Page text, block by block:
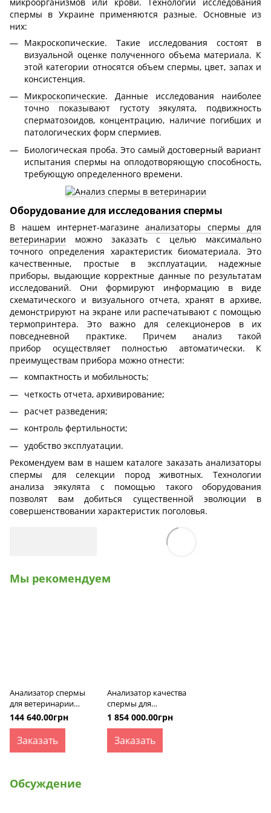
спермы в Украине применяются разные. Основные из
них:
Макроскопические. Такие исследования состоят в
визуальной оценке полученного объема материала. К
этой категории относятся объем спермы, цвет, запах и
консистенция.
Микроскопические. Данные исследования наиболее
точно показывают густоту эякулята, подвижность
сперматозоидов, концентрацию, наличие погибших и
патологических форм спермиев.
Биологическая проба. Это самый достоверный вариант
испытания спермы на оплодотворяющую способность,
требующую определенного времени.
Оборудование для исследования спермы
В нашем интернет-магазинеанализаторы спермы для
ветеринарии можно заказать с целью максимально
точного определения характеристик биоматериала. Это
качественные, простые в эксплуатации, надежные
приборы, выдающие корректные данные по результатам
исследований. Они формируют информацию в виде
схематического и визуального отчета, хранят в архиве,
демонстрируют на экране или распечатывают с помощью
термопринтера. Это важно для селекционеров в их
повседневной практике. Причем анализ такой
прибор осуществляет полностью автоматически. К
преимуществам прибора можно отнести:
компактность и мобильность;
четкость отчета, архивирование;
расчет разведения;
контроль фертильности;
удобство эксплуатации.
Рекомендуем вам в нашем каталоге заказать анализаторы
спермы для селекции пород животных. Технологии
анализа эякулята с помощью такого оборудования
позволят вам добиться существенной эволюции в
совершенствовании характеристик поголовья.
Мы рекомендуем
Анализатор спермы
для ветеринарии
iSperm mCASA
144 640.00грн
Заказать
Анализатор качества
спермы для
ветеринарии SQA-V
1 854 000.00грн
Заказать
Обсуждение